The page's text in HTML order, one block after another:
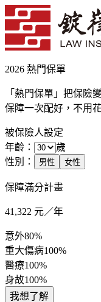
2026 熱門保單
「熱門保單」把保險
保障一次配好，不用
被保險人設定
年齡：
歲
性別：
男性 女性
保障滿分計畫
41,322 元／年
意外80%
重大傷病100%
醫療100%
身故100%
我想了解